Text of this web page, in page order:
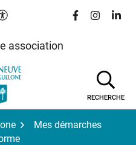
Paramètres d'accessibilité
Lien vers le
Lien vers
Lien
association
RECHERCHE
Mes démarches